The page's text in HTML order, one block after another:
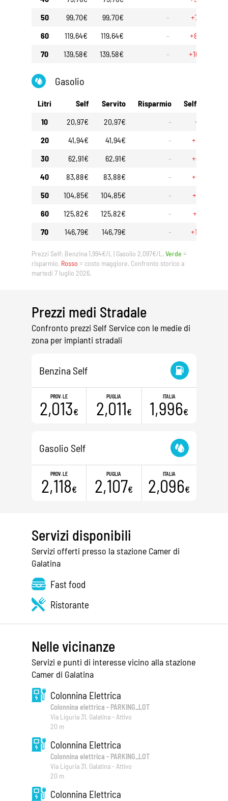
50
99,70€ 99,70€ -
+7,25€
60
119,64€ 119,64€ -
+8,70€
70
139,58€ 139,58€ - +10,15€
Gasolio
Litri Self Servito Risparmio Self 30gg
10
20,97€ 20,97€ -
+1,61€
20
41,94€ 41,94€ -
+3,22€
30
62,91€ 62,91€ -
+4,83€
40
83,88€ 83,88€ -
+6,44€
50
104,85€ 104,85€ -
+8,05€
60
125,82€ 125,82€ -
+9,66€
70
146,79€ 146,79€ - +11,27€
Prezzi Self: Benzina 1,994€/L | Gasolio 2,097€/L. Verde =
risparmio, Rosso = costo maggiore. Confronto storico a
martedì 7 luglio 2026.
Prezzi medi Stradale
Confronto prezzi Self Service con le medie di
zona per impianti stradali
Benzina Self
PROV. LE
2,013€
PUGLIA
2,011€
ITALIA
1,996€
Gasolio Self
PROV. LE
2,118€
PUGLIA
2,107€
ITALIA
2,096€
Servizi disponibili
Servizi offerti presso la stazione Camer di
Galatina
Fast food
Ristorante
Nelle vicinanze
Servizi e punti di interesse vicino alla stazione
Camer di Galatina
Colonnina Elettrica
Colonnina elettrica - PARKING_LOT
Via Liguria 31, Galatina - Attivo
20 m
Colonnina Elettrica
Colonnina elettrica - PARKING_LOT
Via Liguria 31, Galatina - Attivo
20 m
Colonnina Elettrica